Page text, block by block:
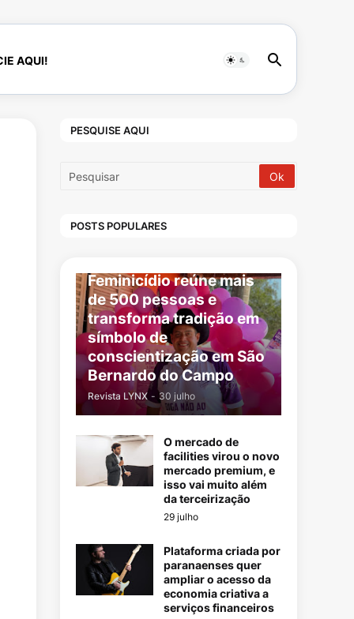
AQUI!
PESQUISE AQUI
POSTS POPULARES
Feminicídio reúne mais
de 500 pessoas e
transforma tradição em
símbolo de
conscientização em São
Bernardo do Campo
Revista LYNX - 30 julho
O mercado de
facilities virou o novo
mercado premium, e
isso vai muito além
da terceirização
29 julho
Plataforma criada por
paranaenses quer
ampliar o acesso da
economia criativa a
serviços financeiros